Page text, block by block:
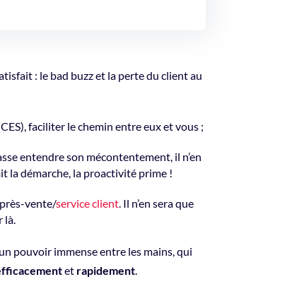
: le bad buzz et la perte du client au
faciliter le chemin entre eux et vous ;
entendre son mécontentement, il n’en
la démarche, la proactivité prime !
vente/service client. Il n’en sera que
là.
pouvoir immense entre les mains, qui
et rapidement.